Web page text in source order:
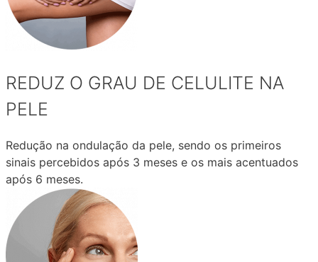
REDUZ O GRAU DE CELULITE NA
PELE
Redução na ondulação da pele, sendo os primeiros
sinais percebidos após 3 meses e os mais acentuados
após 6 meses.